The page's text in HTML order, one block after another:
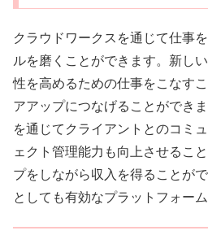
クラウドワークスを通じて仕事
ルを磨くことができます。新し
性を高めるための仕事をこなす
アアップにつなげることができ
を通じてクライアントとのコミ
ェクト管理能力も向上させるこ
プをしながら収入を得ることが
としても有効なプラットフォーム